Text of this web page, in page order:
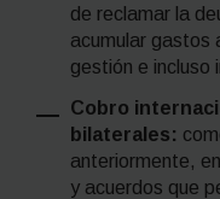
de reclamar la
acumular gastos
gestión e incluso
Cobro
bilaterales:
anteriormente,
y acuerdos que